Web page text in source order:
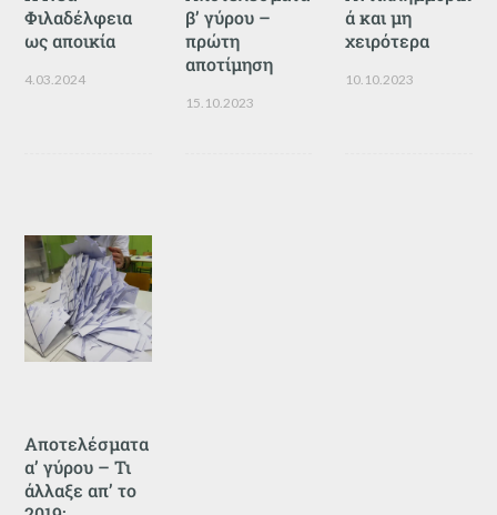
Φιλαδέλφεια
ως αποικία
4.03.2024
β’ γύρου –
πρώτη
αποτίμηση
15.10.2023
ά και μη
χειρότερα
10.10.2023
Αποτελέσματα
α’ γύρου – Τι
άλλαξε απ’ το